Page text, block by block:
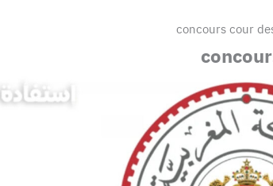
concours cour